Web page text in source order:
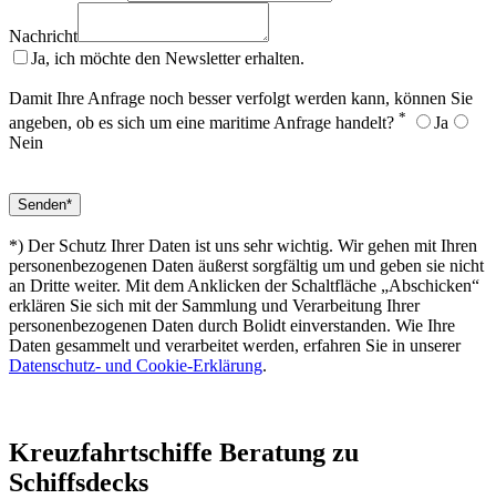
Nachricht
Ja, ich möchte den Newsletter erhalten.
Damit Ihre Anfrage noch besser verfolgt werden kann, können Sie
angeben, ob es sich um eine maritime Anfrage handelt? *
Ja
Nein
*) Der Schutz Ihrer Daten ist uns sehr wichtig. Wir gehen mit Ihren
personenbezogenen Daten äußerst sorgfältig um und geben sie nicht
an Dritte weiter. Mit dem Anklicken der Schaltfläche „Abschicken“
erklären Sie sich mit der Sammlung und Verarbeitung Ihrer
personenbezogenen Daten durch Bolidt einverstanden. Wie Ihre
Daten gesammelt und verarbeitet werden, erfahren Sie in unserer
Datenschutz- und Cookie-Erklärung.
Kreuzfahrtschiffe Beratung zu
Schiffsdecks